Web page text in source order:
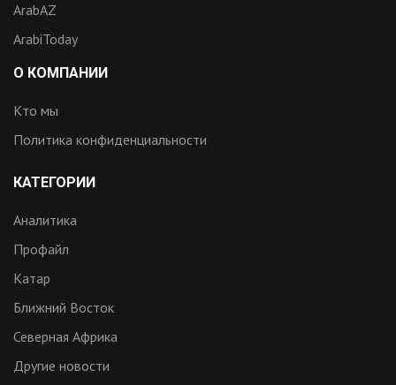
ArabAZ
ArabiToday
О КОМПАНИИ
Кто мы
Политика конфиденциальности
КАТЕГОРИИ
Аналитика
Профайл
Катар
Ближний Восток
Северная Африка
Другие новости